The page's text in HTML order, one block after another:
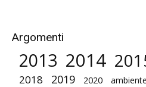
Argomenti
2013 2014
2018 2019 2020 ambiente